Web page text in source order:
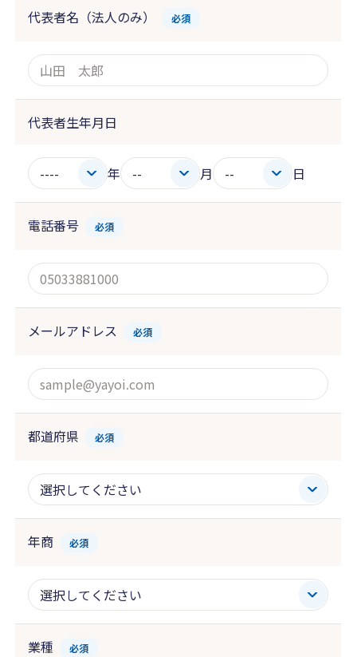
代表者名（法人のみ） 必須
代表者生年月日
年 月 日
電話番号 必須
メールアドレス 必須
都道府県 必須
年商 必須
業種 必須